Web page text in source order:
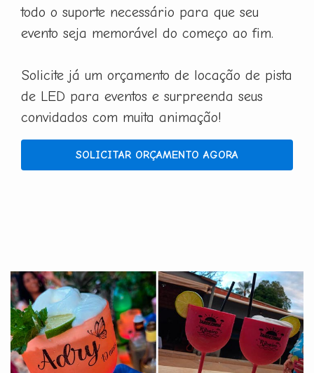
todo o suporte necessário para que seu
evento seja memorável do começo ao fim.
Solicite já um orçamento de locação de pista
de LED para eventos e surpreenda seus
convidados com muita animação!
SOLICITAR ORÇAMENTO AGORA